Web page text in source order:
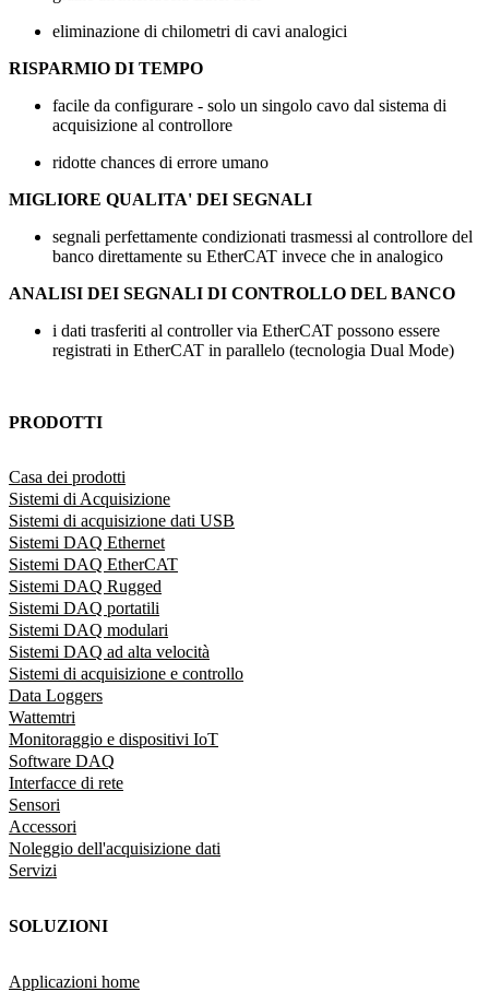
eliminazione di chilometri di cavi analogici
RISPARMIO DI TEMPO
facile da configurare - solo un singolo cavo dal sistema di
acquisizione al controllore
ridotte chances di errore umano
MIGLIORE QUALITA' DEI SEGNALI
segnali perfettamente condizionati trasmessi al controllore del
banco direttamente su EtherCAT invece che in analogico
ANALISI DEI SEGNALI DI CONTROLLO DEL BANCO
i dati trasferiti al controller via EtherCAT possono essere
registrati in EtherCAT in parallelo (tecnologia Dual Mode)
PRODOTTI
Casa dei prodotti
Sistemi di Acquisizione
Sistemi di acquisizione dati USB
Sistemi DAQ Ethernet
Sistemi DAQ EtherCAT
Sistemi DAQ Rugged
Sistemi DAQ portatili
Sistemi DAQ modulari
Sistemi DAQ ad alta velocità
Sistemi di acquisizione e controllo
Data Loggers
Wattemtri
Monitoraggio e dispositivi IoT
Software DAQ
Interfacce di rete
Sensori
Accessori
Noleggio dell'acquisizione dati
Servizi
SOLUZIONI
Applicazioni home